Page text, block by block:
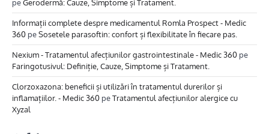
peGerodermă: Cauze, Simptome și Tratament.
Informații complete despre medicamentul Romla Prospect - Medic
360 peSosetele parasoftin: confort și flexibilitate în fiecare pas.
Nexium - Tratamentul afecțiunilor gastrointestinale - Medic 360 pe
Faringotusivul: Definiție, Cauze, Simptome și Tratament.
Clorzoxazona: beneficii și utilizări în tratamentul durerilor și
inflamațiilor. - Medic 360 peTratamentul afecțiunilor alergice cu
Xyzal